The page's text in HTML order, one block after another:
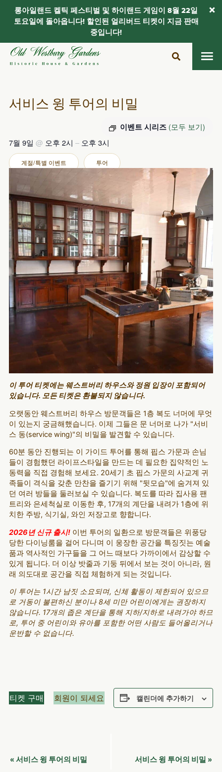
서비스 윙 투어의 비밀
이벤트 시리즈 (모두 보기)
7월 9일 @ 오후 2시 – 오후 3시
계절/특별 이벤트 투어
이 투어 티켓에는 웨스트버리 하우스와 정원 입장이 포함되어
있습니다. 모든 티켓은 환불되지 않습니다.
오랫동안 웨스트버리 하우스 방문객들은 1층 복도 너머에 무엇
이 있는지 궁금해했습니다. 이제 그들은 문 너머로 나가 "서비
스 동(service wing)"의 비밀을 발견할 수 있습니다.
60분 동안 진행되는 이 가이드 투어를 통해 핍스 가문과 손님
들이 경험했던 라이프스타일을 만드는 데 필요한 집약적인 노
동력을 직접 경험해 보세요. 20세기 초 핍스 가문의 사교계 귀
족들이 격식을 갖춘 만찬을 즐기기 위해 "뒷모습"에 숨겨져 있
던 여러 방들을 둘러보실 수 있습니다. 복도를 따라 집사용 팬
트리와 은세척실로 이동한 후, 17개의 계단을 내려가 1층에 위
치한 주방, 식기실, 와인 저장고로 향합니다.
2026년 신규 출시!이번 투어의 일환으로 방문객들은 위풍당
당한 다이닝룸을 걸어 다니며 이 웅장한 공간을 특징짓는 예술
품과 역사적인 가구들을 그 어느 때보다 가까이에서 감상할 수
있게 됩니다. 더 이상 밧줄과 기둥 뒤에서 보는 것이 아니라, 원
래 의도대로 공간을 직접 체험하게 되는 것입니다.
이 투어는 1시간 남짓 소요되며, 신체 활동이 제한되어 있으므
로 거동이 불편하신 분이나 8세 미만 어린이에게는 권장하지
않습니다. 17개의 좁은 계단을 통해 지하/지하로 내려가야 하므
로, 투어 중 어린이와 유아를 포함한 어떤 사람도 들어올리거나
운반할 수 없습니다.
티켓 구매 회원이 되세요 캘린더에 추가하기
이« 서비스 윙 투어의 비밀 서비스 윙 투어의 비밀 »
롱아일랜드 켈틱 페스티벌 및 하이랜드 게임이 8월 22일
토요일에 돌아옵니다! 할인된 얼리버드 티켓이 지금 판매
중입니다!